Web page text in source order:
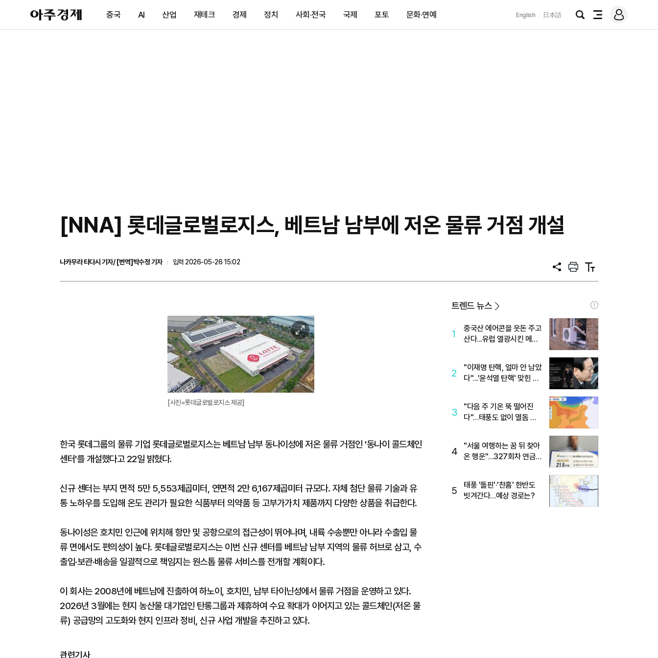
아
주
제
중국 AI 산업 재테크 경제 정치 사회·전국 국제 포토 문화·연예 English 日本語
검
전
메
그
[NNA] 롯데글로벌로지스, 베트남 남부에 저온 물류 거점 개설
나카무라 타다시 기자/ [번역]박수정 기자
입력 2026-05-26 15:02
공
프
트
텍
트
이
미
지
확
대
[사진=롯데글로벌로지스 제공]
한국 롯데그룹의 물류 기업 롯데글로벌로지스는 베트남 남부 동나이성에 저온 물류 거점인 '동나이 콜드체인
센터'를 개설했다고 22일 밝혔다.
신규 센터는 부지 면적 5만 5,553제곱미터, 연면적 2만 6,167제곱미터 규모다. 자체 첨단 물류 기술과 유
통 노하우를 도입해 온도 관리가 필요한 식품부터 의약품 등 고부가가치 제품까지 다양한 상품을 취급한다.
동나이성은 호치민 인근에 위치해 항만 및 공항으로의 접근성이 뛰어나며, 내륙 수송뿐만 아니라 수출입 물
류 면에서도 편의성이 높다. 롯데글로벌로지스는 이번 신규 센터를 베트남 남부 지역의 물류 허브로 삼고, 수
출입·보관·배송을 일괄적으로 책임지는 원스톱 물류 서비스를 전개할 계획이다.
이 회사는 2008년에 베트남에 진출하여 하노이, 호치민, 남부 타이닌성에서 물류 거점을 운영하고 있다.
2026년 3월에는 현지 농산물 대기업인 탄롱그룹과 제휴하여 수요 확대가 이어지고 있는 콜드체인(저온 물
류) 공급망의 고도화와 현지 인프라 정비, 신규 사업 개발을 추진하고 있다.
관련기사
트렌드 뉴스
1
중국산 에어콘을 웃돈 주고
산다...유럽 열광시킨 메이
2
"이재명 탄핵, 얼마 안 남았
다"...'윤석열 탄핵' 맞힌 무
3
"다음 주 기온 뚝 떨어진
다"…태풍도 없이 열돔 박
4
"서울 여행하는 꿈 뒤 찾아
온 행운"…327회차 연금
5
태풍 '돌핀'·'찬홈' 한반도
빗겨간다…예상 경로는?